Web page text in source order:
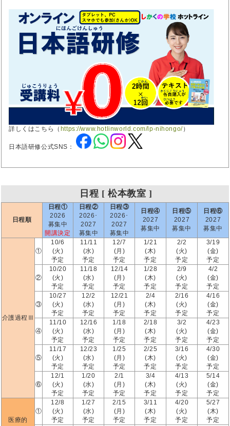
詳しくはこちら（ https://www.hotlinworld.com/lp-nihongo/）
日本語研修公式SNS：
日程 [ 松本教室 ]
日程順
日程①
2026
募集中
開講決定
日程②
2026･
2027
募集中
日程③
2026･
2027
募集中
日程④
2027
募集中
日程⑤
2027
募集中
日程⑥
2027
募集中
介護過程Ⅲ
①
10/6
(火)
予定
11/11
(水)
予定
12/7
(月)
予定
1/21
(木)
予定
2/2
(火)
予定
3/19
(金)
予定
②
10/20
(火)
予定
11/18
(水)
予定
12/14
(月)
予定
1/28
(木)
予定
2/9
(火)
予定
4/2
(金)
予定
③
10/27
(火)
予定
12/2
(水)
予定
12/21
(月)
予定
2/4
(木)
予定
2/16
(火)
予定
4/16
(金)
予定
④
11/10
(火)
予定
12/16
(水)
予定
1/18
(月)
予定
2/18
(木)
予定
3/2
(火)
予定
4/23
(金)
予定
⑤
11/17
(火)
予定
12/23
(水)
予定
1/25
(月)
予定
2/25
(木)
予定
3/16
(火)
予定
4/30
(金)
予定
⑥
12/1
(火)
予定
1/20
(水)
予定
2/1
(月)
予定
3/4
(木)
予定
4/13
(火)
予定
5/14
(金)
予定
医療的
①
12/8
(火)
予定
1/27
(水)
予定
2/15
(月)
予定
3/11
(木)
予定
4/20
(火)
予定
5/27
(木)
予定